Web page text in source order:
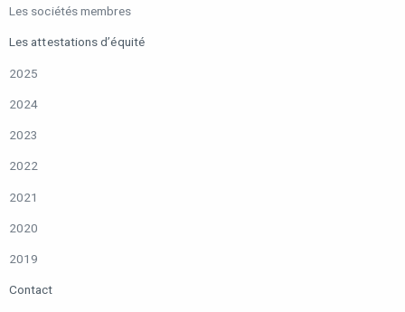
Les sociétés membres
Les attestations d’équité
2025
2024
2023
2022
2021
2020
2019
Contact